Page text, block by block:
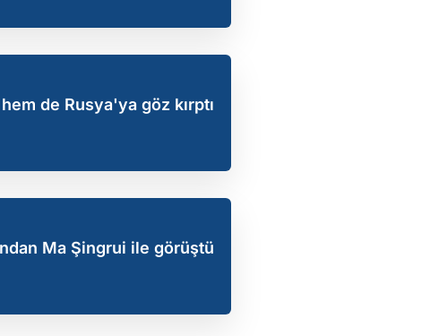
de Rusya'ya göz kırptı
Ma Şingrui ile görüştü